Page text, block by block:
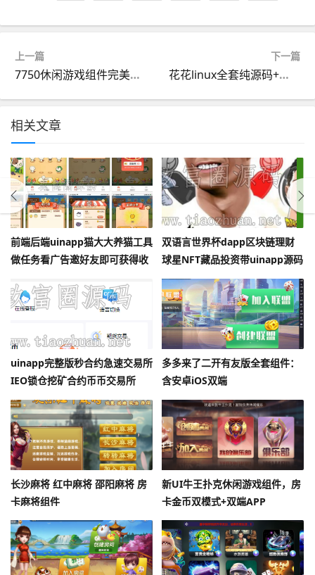
上一篇
7750休闲游戏组件完美运营版+双端APP+服务端+网站后台
下一篇
花花linux全套纯源码+开发搭建详细说明
相关文章
前端后端uinapp猫大大养猫工具
做任务看广告邀好友即可获得收
双语言世界杯dapp区块链理财
球星NFT藏品投资带uinapp源码
uinapp完整版秒合约急速交易所
IEO锁仓挖矿合约币币交易所
多多来了二开有友版全套组件：
含安卓iOS双端
长沙麻将 红中麻将 邵阳麻将 房
卡麻将组件
新UI牛王扑克休闲游戏组件，房
卡金币双模式+双端APP